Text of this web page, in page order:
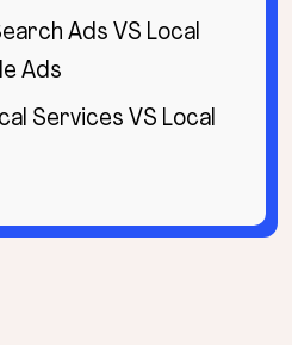
Ads VS Local
Ads
Services VS Local